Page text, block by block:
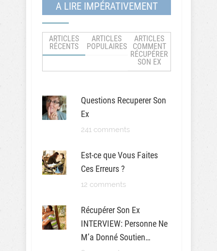
A LIRE IMPÉRATIVEMENT
ARTICLES
RÉCENTS
ARTICLES
POPULAIRES
ARTICLES
COMMENT
RÉCUPÉRER
SON EX
Questions Recuperer Son
Ex
241 comments
Est-ce que Vous Faites
Ces Erreurs ?
12 comments
Récupérer Son Ex
INTERVIEW: Personne Ne
M’a Donné Soutien…